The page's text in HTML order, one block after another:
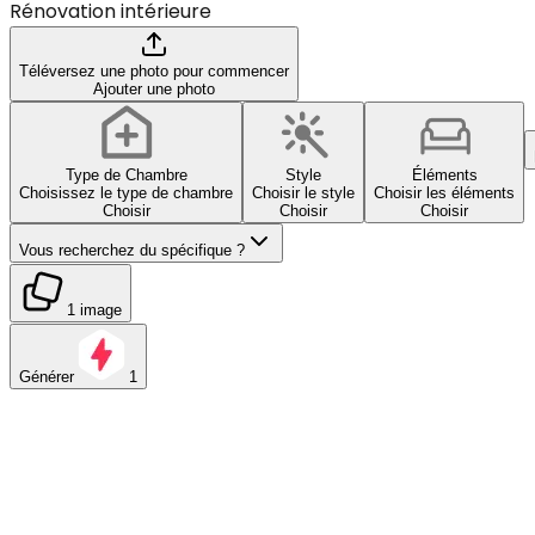
Rénovation intérieure
Téléversez une photo pour commencer
Ajouter une photo
Type de Chambre
Choisissez le type de chambre
Choisir
Style
Choisir le style
Choisir
Éléments
Choisir les éléments
Choisir
Vous recherchez du spécifique ?
1 image
Générer 1